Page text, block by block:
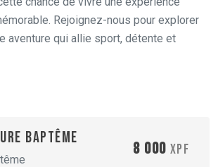
Rejoignez-nous pour explorer
aventure qui allie sport, détente et
baptême
8 000 XPF